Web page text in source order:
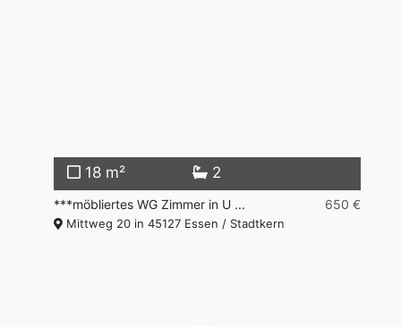
18 m² 2
***möbliertes WG Zimmer in U ... 650 €
Mittweg 20 in 45127 Essen / Stadtkern